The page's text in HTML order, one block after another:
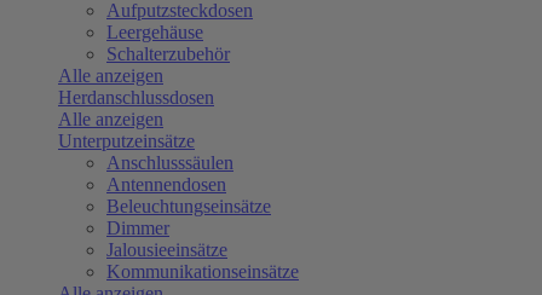
Aufputzsteckdosen
Leergehäuse
Schalterzubehör
Alle anzeigen
Herdanschlussdosen
Alle anzeigen
Unterputzeinsätze
Anschlusssäulen
Antennendosen
Beleuchtungseinsätze
Dimmer
Jalousieeinsätze
Kommunikationseinsätze